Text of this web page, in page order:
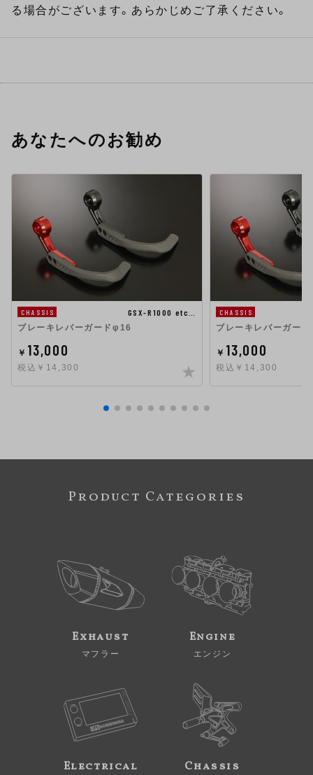
る場合がございます。あらかじめご了承ください。
あなたへのお勧め
CHASSIS
GSX-R1000 etc…
ブレーキレバーガードφ16
￥ 13,000
税込￥14,300
CHASSIS
ブレーキレバーガード
￥ 13,000
税込￥14,300
Product Categories
Exhaust
マフラー
Engine
エンジン
Electrical Chassis